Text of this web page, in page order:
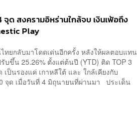
ด สงครามอิหร่านใกล้จบ เงินเฟ้อถึง
Play
ทยกลับมาโดดเด่นอีกครั้ง หลังให้ผลตอบแทน
บขึ้น 25.26% ตั้งแต่ต้นปี (YTD) ติด TOP 3
ป็นรองแค่ เกาหลีใต้ และ ใกล้เคียงกับ
จุด เมื่อวันที่ 4 มิถุนายนที่ผ่านมา ประเด็น